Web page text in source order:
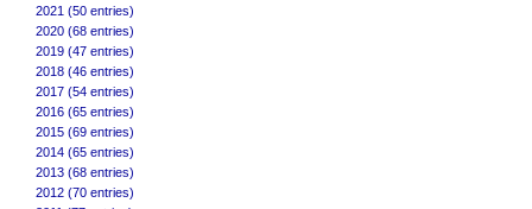
2021 (50 entries)
2020 (68 entries)
2019 (47 entries)
2018 (46 entries)
2017 (54 entries)
2016 (65 entries)
2015 (69 entries)
2014 (65 entries)
2013 (68 entries)
2012 (70 entries)